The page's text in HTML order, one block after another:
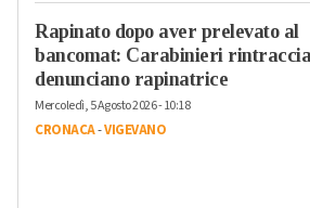
Rapinato dopo aver prelevato al
bancomat: Carabinieri
denunciano rapinatrice
Mercoledì, 5 Agosto 2026 - 10:18
CRONACA-VIGEVANO